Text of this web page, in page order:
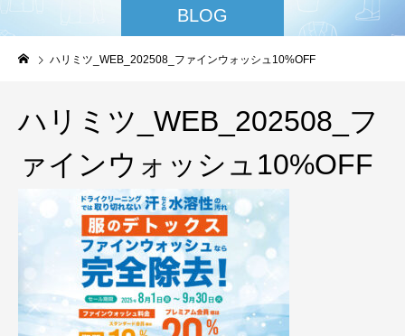
BLOG
ハリミツ_WEB_202508_ファインウォッシュ10%OFF
ハリミツ_WEB_202508_フ
ァインウォッシュ10%OFF